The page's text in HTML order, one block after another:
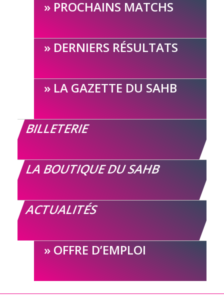
PROCHAINS MATCHS
DERNIERS RÉSULTATS
LA GAZETTE DU SAHB
BILLETERIE
LA BOUTIQUE DU SAHB
ACTUALITÉS
OFFRE D’EMPLOI